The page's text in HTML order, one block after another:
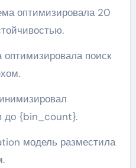
поиск
до {bin_count}.
модель разместила